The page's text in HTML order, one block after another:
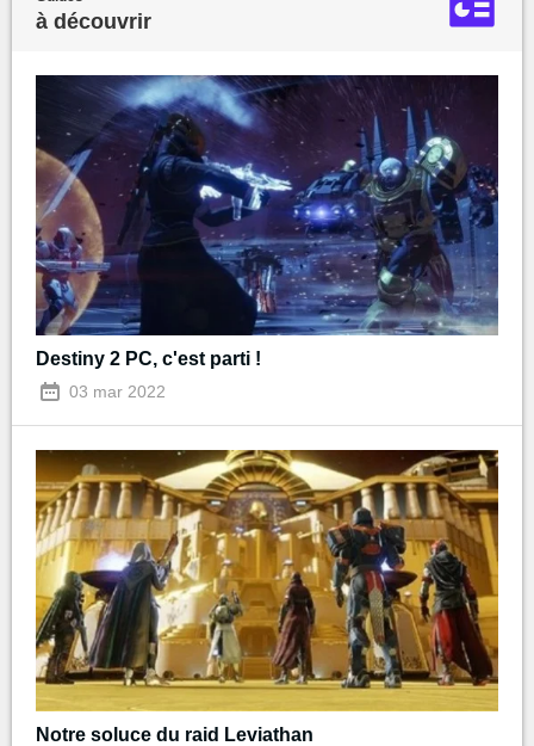
à découvrir
Destiny 2 PC, c'est parti !
03 mar 2022
Notre soluce du raid Leviathan